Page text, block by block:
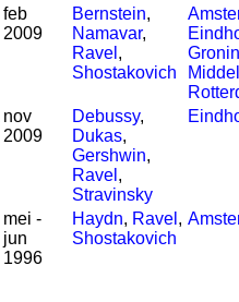
feb
2009
Bernstein,
Namavar,
Ravel ,
Shostakovich
nov
2009
Debussy,
Dukas,
Gershwin,
Ravel ,
Stravinsky
mei -
jun
1996
Haydn, Ravel ,
Shostakovich